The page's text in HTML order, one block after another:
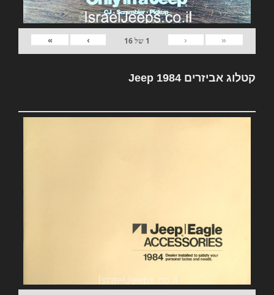
«
‹
1 של16
›
»
קטלוג אביזרים Jeep 1984